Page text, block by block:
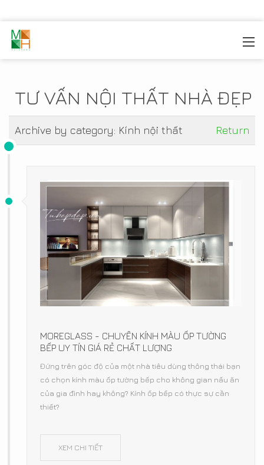
TƯ VẤN NỘI THẤT NHÀ ĐẸP
Archive by category: Kính nội thất Return
MOREGLASS - CHUYÊN KÍNH MÀU ỐP TƯỜNG
BẾP UY TÍN GIÁ RẺ CHẤT LƯỢNG
Đứng trên góc độ của một nhà tiêu dùng thông thái bạn
có chọn kính màu ốp tường bếp cho không gian nấu ăn
của gia đình hay không? Kính ốp bếp có thực sự cần
thiết?
XEM CHI TIẾT